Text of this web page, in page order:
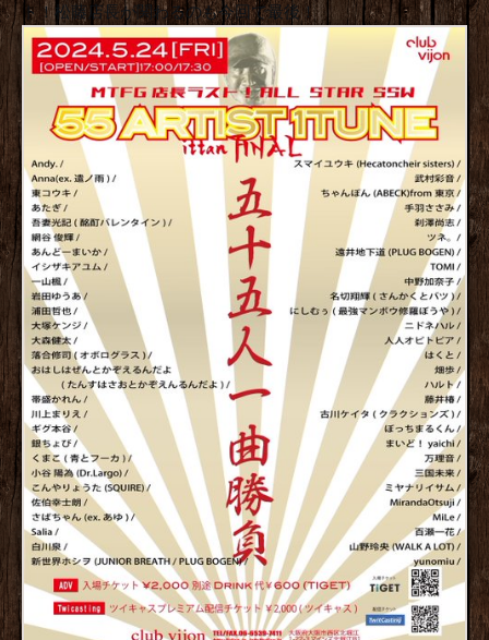
ト！松藤店長が関わるのも今回で最後！